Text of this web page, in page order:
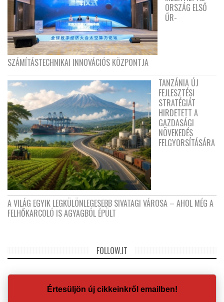
ORSZÁG ELSŐ
ŰR-
SZÁMÍTÁSTECHNIKAI INNOVÁCIÓS KÖZPONTJA
TANZÁNIA ÚJ
FEJLESZTÉSI
STRATÉGIÁT
HIRDETETT A
GAZDASÁGI
NÖVEKEDÉS
FELGYORSÍTÁSÁRA
A VILÁG EGYIK LEGKÜLÖNLEGESEBB SIVATAGI VÁROSA – AHOL MÉG A
FELHŐKARCOLÓ IS AGYAGBÓL ÉPÜLT
FOLLOW.IT
Értesüljön új cikkeinkről emailben!